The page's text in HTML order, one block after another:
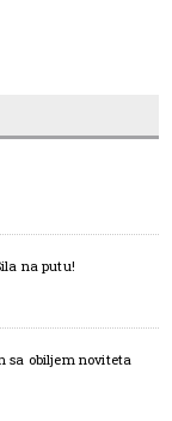
na putu!
sa obiljem noviteta